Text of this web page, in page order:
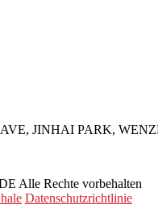
JINHAI PARK,
Alle Rechte vorbehalten
Datenschutzrichtlinie